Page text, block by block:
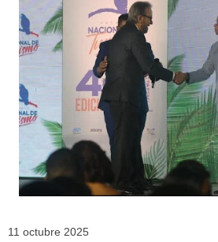
11 octubre 2025